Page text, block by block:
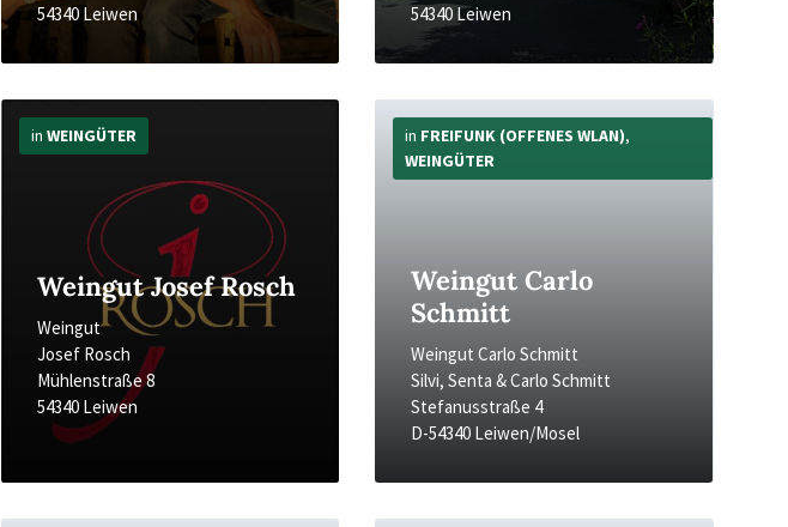
54340 Leiwen
54340 Leiwen
Weingut Josef Rosch
Weingut
Josef Rosch
Mühlenstraße 8
54340 Leiwen
in WEINGÜTER
Mehr
Infos
Weingut Carlo
Schmitt
Weingut Carlo Schmitt
Silvi, Senta & Carlo Schmitt
Stefanusstraße 4
D-54340 Leiwen/Mosel
in FREIFUNK (OFFENES WLAN),
WEINGÜTER
Infos